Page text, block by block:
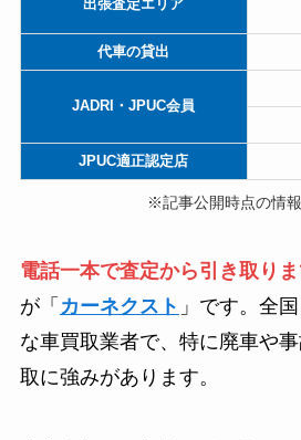
出張査定エリア
代車の貸出
JADRI・JPUC会員
JPUC適正認定店
※記事公開時点の情報
電話一本で査定から引き取り
が「 カーネクスト 」です。全
な車買取業者で、特に廃車や
取に強みがあります。